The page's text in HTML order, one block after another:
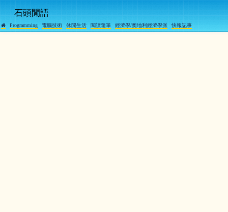
石頭閒語
 Programming 電腦技術 休閒生活 閱讀隨筆 經濟學/奧地利經濟學派 快報記事